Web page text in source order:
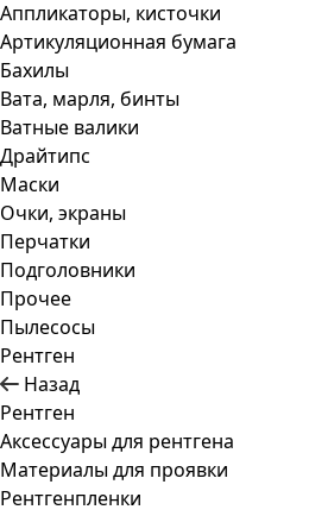
Аппликаторы, кисточки
Артикуляционная бумага
Бахилы
Вата, марля, бинты
Ватные валики
Драйтипс
Маски
Очки, экраны
Перчатки
Подголовники
Прочее
Пылесосы
Рентген
Назад
Рентген
Аксессуары для рентгена
Материалы для проявки
Рентгенпленки